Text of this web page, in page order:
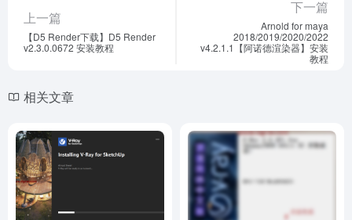
上一篇
【D5 Render下载】D5 Render
v2.3.0.0672 安装教程
下一篇
Arnold for maya
2018/2019/2020/2022
v4.2.1.1【阿诺德渲染器】安装
教程
相关文章